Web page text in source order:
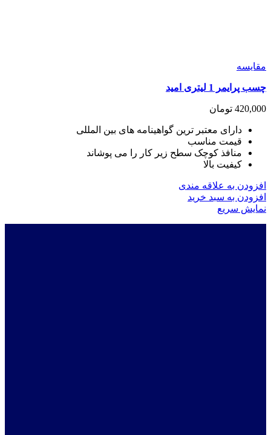
مقايسه
چسب پرایمر 1 لیتری امید
420,000 تومان
دارای معتبر ترین گواهینامه های بین المللی
قیمت مناسب
منافذ کوچک سطح زیر کار را می پوشاند
کیفیت بالا
افزودن به علاقه مندی
افزودن به سبد خرید
نمایش سریع